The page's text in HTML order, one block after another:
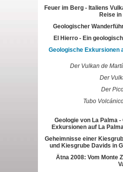
Feuer im Berg - Italiens
Reise
Geologischer
El Hierro - Ein
Geologische Exkursionen
Der Vulkan de
Der
Der
Tubo
Geologie von La Palma
Exkursionen auf La
Geheimnisse einer
und Kiesgrube Davids in
Ätna 2008: Vom Monte